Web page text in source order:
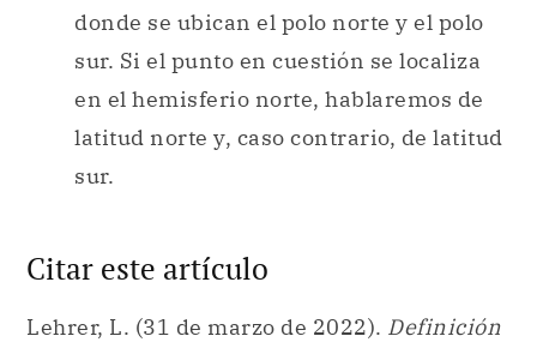
donde se ubican el polo norte y el polo
sur. Si el punto en cuestión se localiza
en el hemisferio norte, hablaremos de
latitud norte y, caso contrario, de latitud
sur.
Citar este artículo
Lehrer, L. (31 de marzo de 2022). Definición